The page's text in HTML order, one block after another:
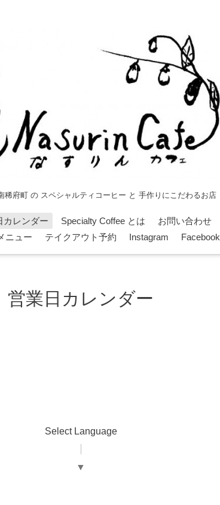
稀府町 の スペシャルティコーヒー と 手作りにこだわるお店
カレンダー Specialty Coffee とは お問い合わせ
ニュー
テイクアウト予約 Instagram Facebook
営業日カレンダー
Select Language
▼